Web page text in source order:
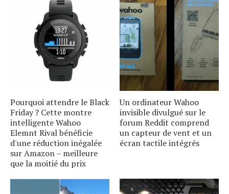
Pourquoi attendre le Black
Friday ? Cette montre
intelligente Wahoo
Elemnt Rival bénéficie
d'une réduction inégalée
sur Amazon – meilleure
que la moitié du prix
Un ordinateur Wahoo
invisible divulgué sur le
forum Reddit comprend
un capteur de vent et un
écran tactile intégrés